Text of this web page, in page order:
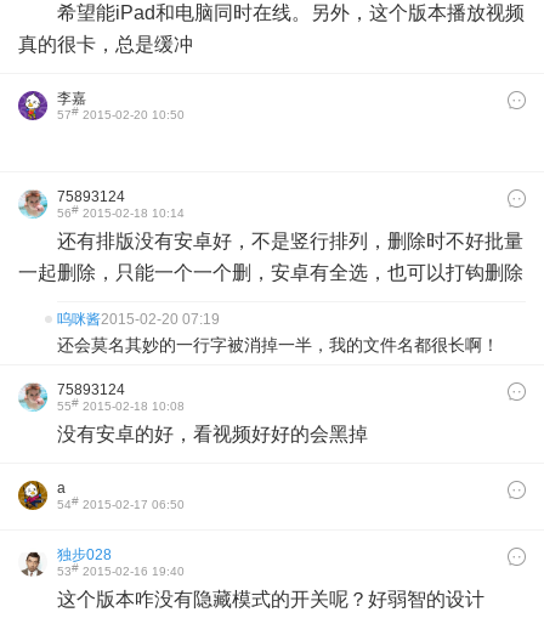
希望能iPad和电脑同时在线。另外，这个版本播放视频
真的很卡，总是缓冲
李嘉
57# 2015-02-20 10:50
75893124
56# 2015-02-18 10:14
还有排版没有安卓好，不是竖行排列，删除时不好批量
一起删除，只能一个一个删，安卓有全选，也可以打钩删除
呜咪酱2015-02-20 07:19
还会莫名其妙的一行字被消掉一半，我的文件名都很长啊！
75893124
55# 2015-02-18 10:08
没有安卓的好，看视频好好的会黑掉
a
54# 2015-02-17 06:50
独步028
53# 2015-02-16 19:40
这个版本咋没有隐藏模式的开关呢？好弱智的设计